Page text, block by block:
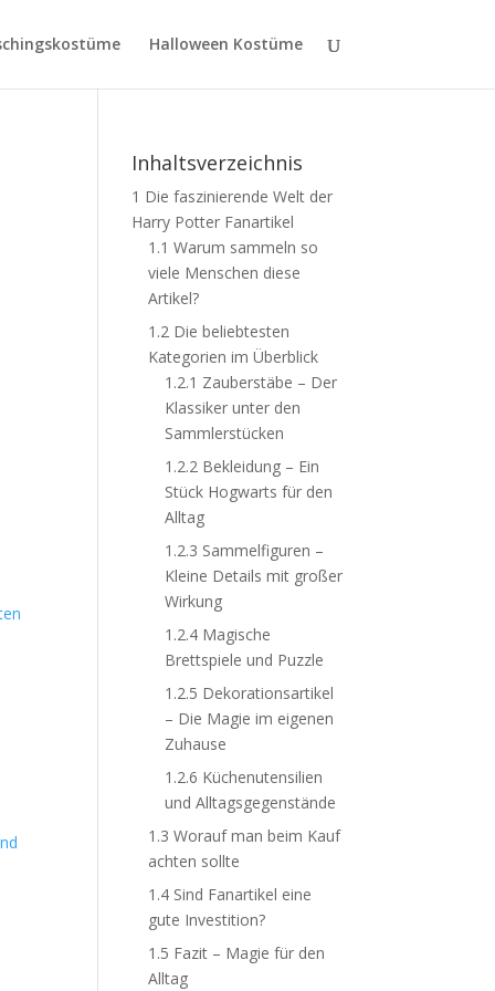
Halloween Kostüme
Inhaltsverzeichnis
1 Die faszinierende Welt der
Harry Potter Fanartikel
1.1 Warum sammeln so
viele Menschen diese
Artikel?
1.2 Die beliebtesten
Kategorien im Überblick
1.2.1 Zauberstäbe – Der
Klassiker unter den
Sammlerstücken
1.2.2 Bekleidung – Ein
Stück Hogwarts für den
Alltag
1.2.3 Sammelfiguren –
Kleine Details mit großer
Wirkung
1.2.4 Magische
Brettspiele und Puzzle
1.2.5 Dekorationsartikel
– Die Magie im eigenen
Zuhause
1.2.6 Küchenutensilien
und Alltagsgegenstände
1.3 Worauf man beim Kauf
achten sollte
1.4 Sind Fanartikel eine
gute Investition?
1.5 Fazit – Magie für den
Alltag